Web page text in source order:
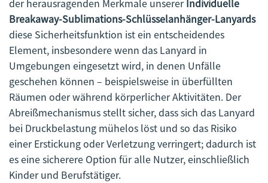
der herausragenden Merkmale unsererIndividuelle
Breakaway-Sublimations-Schlüsselanhänger-Lanyards
diese Sicherheitsfunktion ist ein entscheidendes
Element, insbesondere wenn das Lanyard in
Umgebungen eingesetzt wird, in denen Unfälle
geschehen können – beispielsweise in überfüllten
Räumen oder während körperlicher Aktivitäten. Der
Abreißmechanismus stellt sicher, dass sich das Lanyard
bei Druckbelastung mühelos löst und so das Risiko
einer Erstickung oder Verletzung verringert; dadurch ist
es eine sicherere Option für alle Nutzer, einschließlich
Kinder und Berufstätiger.